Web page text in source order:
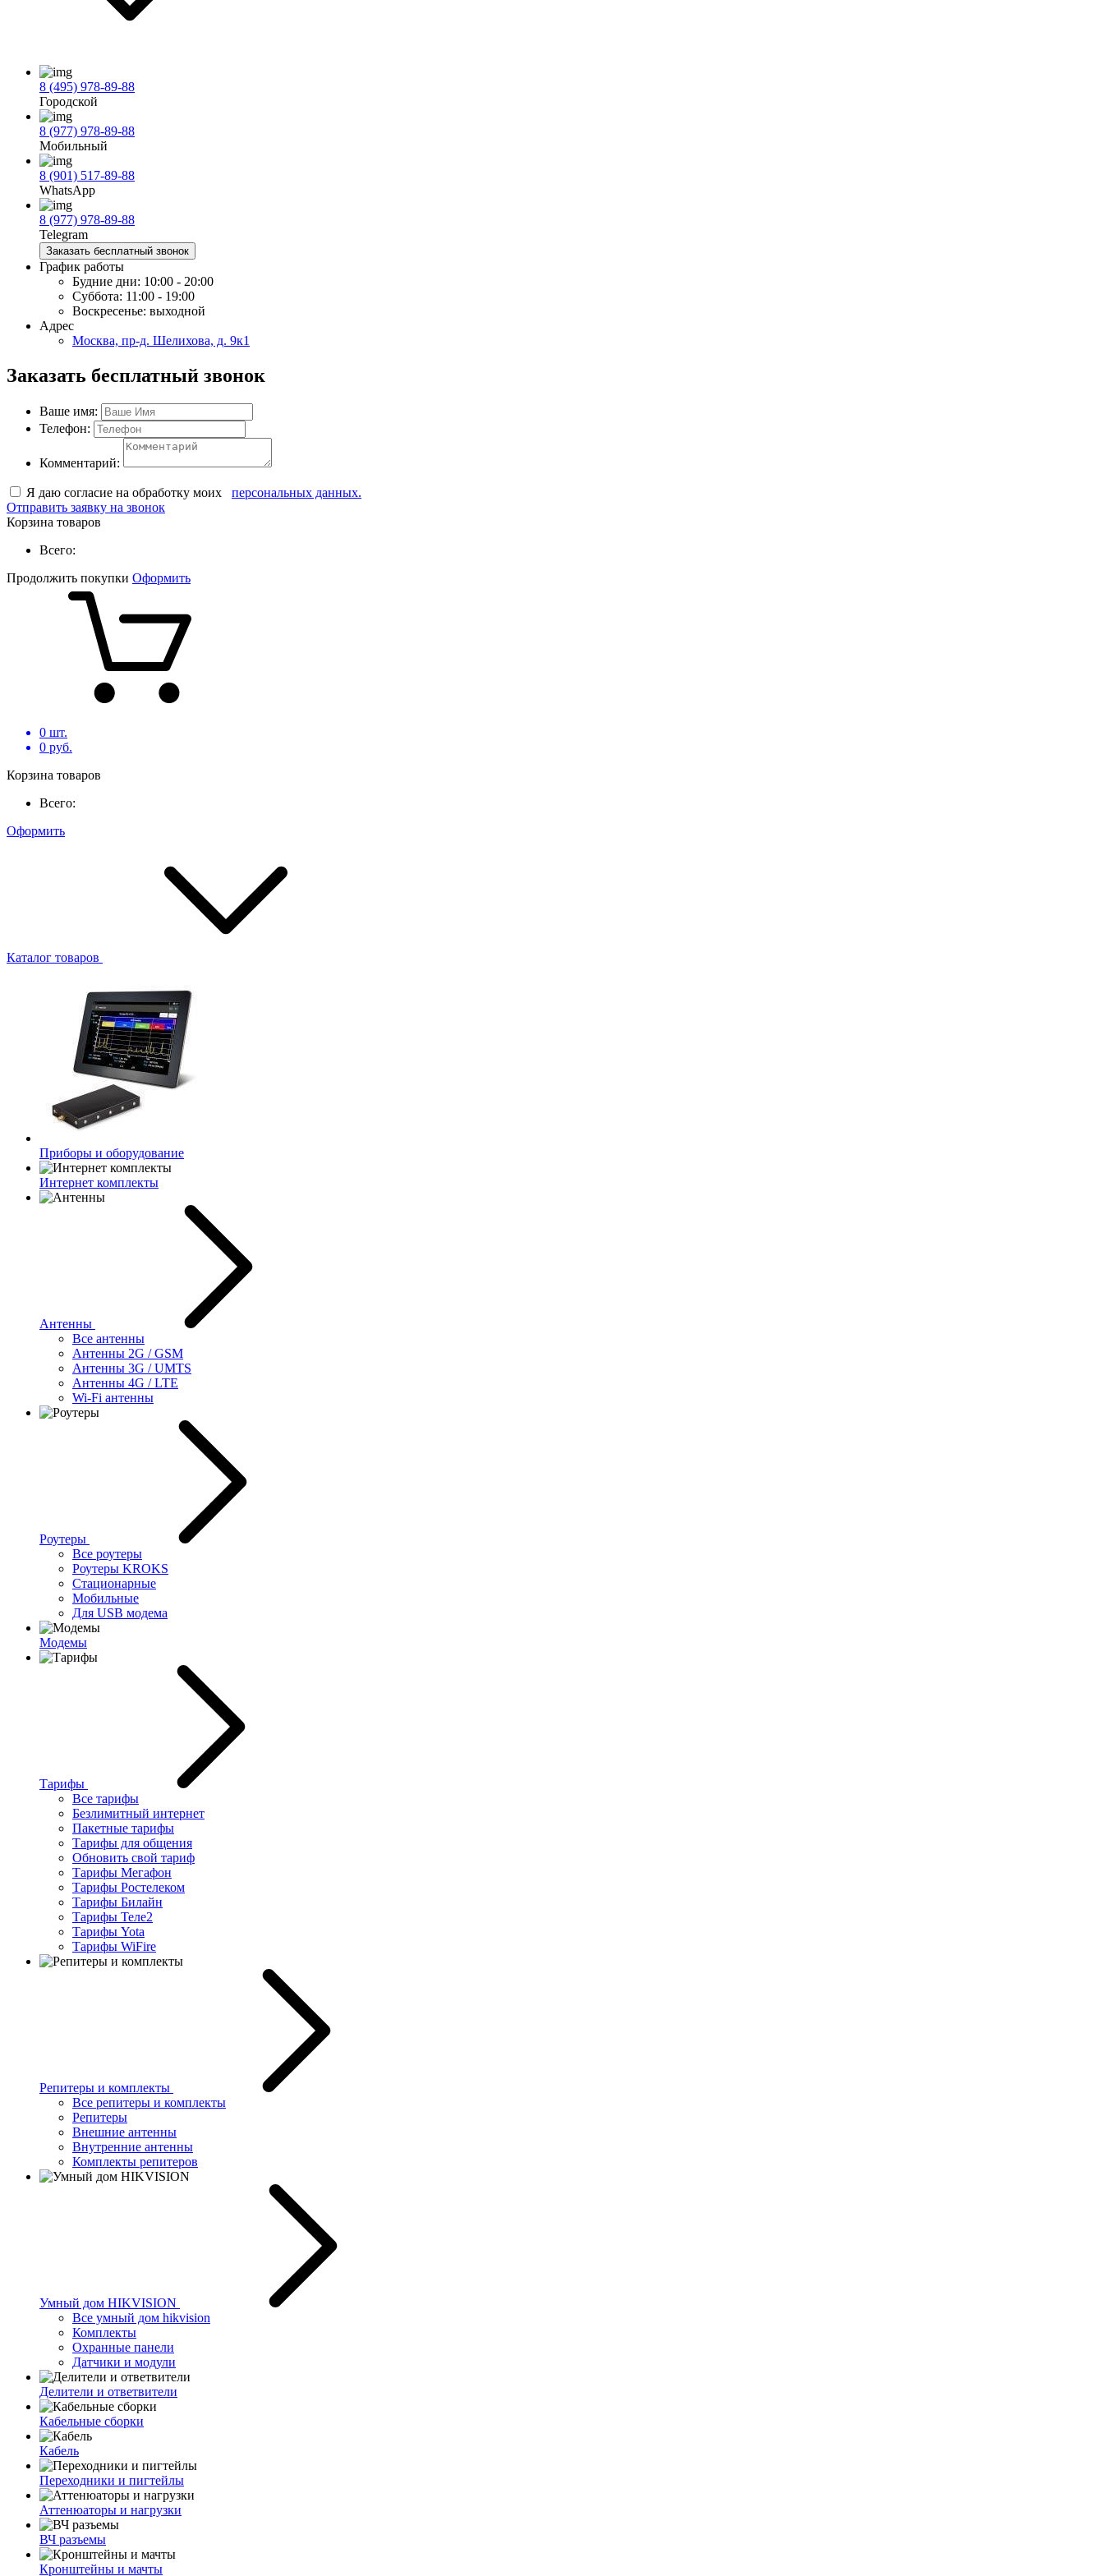
8 (495) 978-89-88
Городской
8 (977) 978-89-88
Мобильный
8 (901) 517-89-88
WhatsApp
8 (977) 978-89-88
Telegram
Заказать бесплатный звонок
График работы
Будние дни: 10:00 - 20:00
Суббота: 11:00 - 19:00
Воскресенье: выходной
Адрес
Москва, пр-д. Шелихова, д. 9к1
Заказать бесплатный звонок
Ваше имя:
Телефон:
Комментарий:
Я даю согласие на обработку моих
персональных данных.
Отправить заявку на звонок
Корзина товаров
Всего:
Продолжить покупки Оформить
0 шт.
0 руб.
Корзина товаров
Всего:
Оформить
Каталог товаров
Приборы и оборудование
Интернет комплекты
Антенны
Все антенны
Антенны 2G / GSM
Антенны 3G / UMTS
Антенны 4G / LTE
Wi-Fi антенны
Роутеры
Все роутеры
Роутеры KROKS
Стационарные
Мобильные
Для USB модема
Модемы
Тарифы
Все тарифы
Безлимитный интернет
Пакетные тарифы
Тарифы для общения
Обновить свой тариф
Тарифы Мегафон
Тарифы Ростелеком
Тарифы Билайн
Тарифы Теле2
Тарифы Yota
Тарифы WiFire
Репитеры и комплекты
Все репитеры и комплекты
Репитеры
Внешние антенны
Внутренние антенны
Комплекты репитеров
Умный дом HIKVISION
Все умный дом hikvision
Комплекты
Охранные панели
Датчики и модули
Делители и ответвители
Кабельные сборки
Кабель
Переходники и пигтейлы
Аттенюаторы и нагрузки
ВЧ разъемы
Кронштейны и мачты